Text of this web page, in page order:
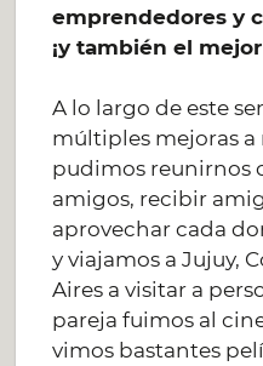
emprendedores y
¡y también el
A lo largo de este
múltiples mejoras a
pudimos reunirnos
amigos, recibir
aprovechar cada
y viajamos a Jujuy,
Aires a visitar a
pareja fuimos al
vimos bastantes